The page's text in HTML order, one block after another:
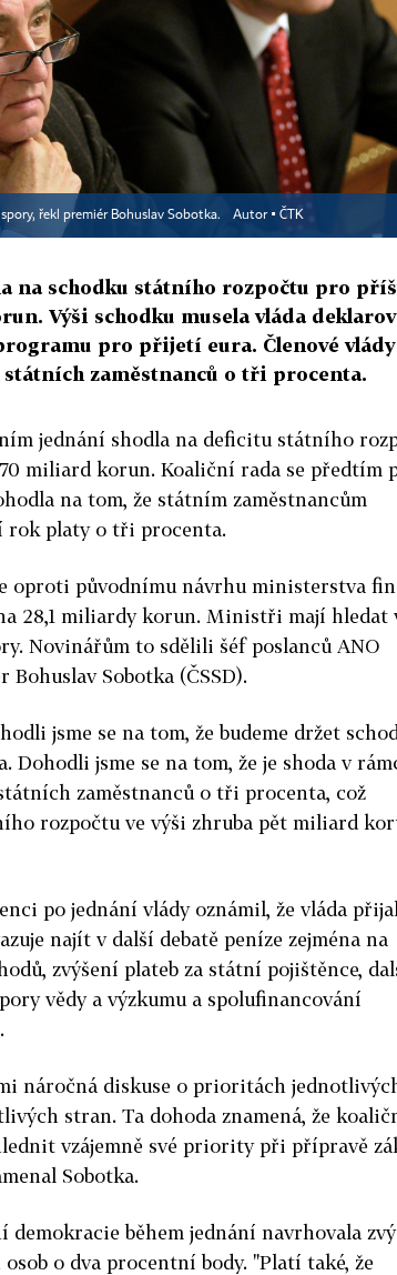
řekl premiér Bohuslav Sobotka. Autor ▪ ČTK
na schodku státního rozpočtu pro
Výši schodku musela vláda
pro přijetí eura. Členové vlády
zaměstnanců o tři procenta.
jednání shodla na deficitu státního
miliard korun. Koaliční rada se předtím
na tom, že státním zaměstnancům
rok platy o tři procenta.
oproti původnímu návrhu ministerstva
28,1 miliardy korun. Ministři mají hledat
Novinářům to sdělili šéf poslanců ANO
Sobotka (ČSSD).
jsme se na tom, že budeme držet
Dohodli jsme se na tom, že je shoda v
zaměstnanců o tři procenta, což
rozpočtu ve výši zhruba pět miliard
po jednání vlády oznámil, že vláda
najít v další debatě peníze zejména na
zvýšení plateb za státní pojištěnce,
vědy a výzkumu a spolufinancování
náročná diskuse o prioritách
stran. Ta dohoda znamená, že
vzájemně své priority při přípravě
Sobotka.
demokracie během jednání navrhovala
o dva procentní body. "Platí také, že